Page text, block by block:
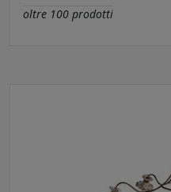
oltre 100 prodotti